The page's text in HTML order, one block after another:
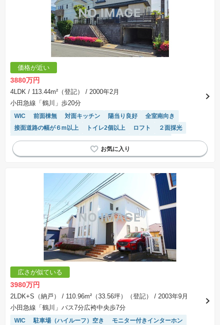
価格が近い
3880万円
4LDK / 113.44m²（登記）
/ 2000年2月
小田急線「鶴川」歩20分
WIC 前面棟無 対面キッチン 陽当り良好
全室南向き
接面道路の幅が６m以上
トイレ2個以上 ロフト
２面採光
食洗機
閑静な住宅地 リフォーム済み物件
３面採光
窓付き浴室
広さが似ている
3980万円
2LDK+S（納戸） / 110.96m²（33.56坪）（登記）
/ 2003年9月
小田急線「鶴川」バス7分広袴中央歩7分
WIC 駐車場（ハイルーフ）空き
モニター付きインターホン